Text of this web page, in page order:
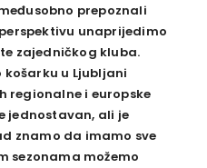
prepoznali
unaprijedimo
zajedničkog kluba.
u Ljubljani
regionalne i europske
jednostavan, ali je
znamo da imamo sve
sezonama možemo